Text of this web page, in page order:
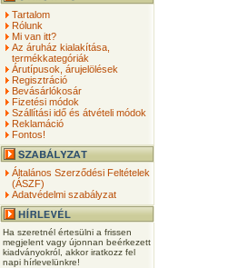
Tartalom
Rólunk
Mi van itt?
Az áruház kialakítása,
termékkategóriák
Árutípusok, árujelölések
Regisztráció
Bevásárlókosár
Fizetési módok
Szállítási idő és átvételi módok
Reklamáció
Fontos!
Általános Szerződési Feltételek
(ÁSZF)
Adatvédelmi szabályzat
Ha szeretnél értesülni a frissen
megjelent vagy újonnan beérkezett
kiadványokról, akkor iratkozz fel
napi hírlevelünkre!